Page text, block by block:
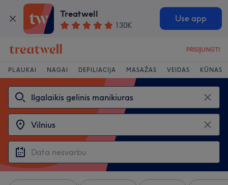
Treatwell
130K
Use app
PRISIJUNGTI
PLAUKAI NAGAI DEPILIACIJA MASAŽAS VEIDAS KŪNAS